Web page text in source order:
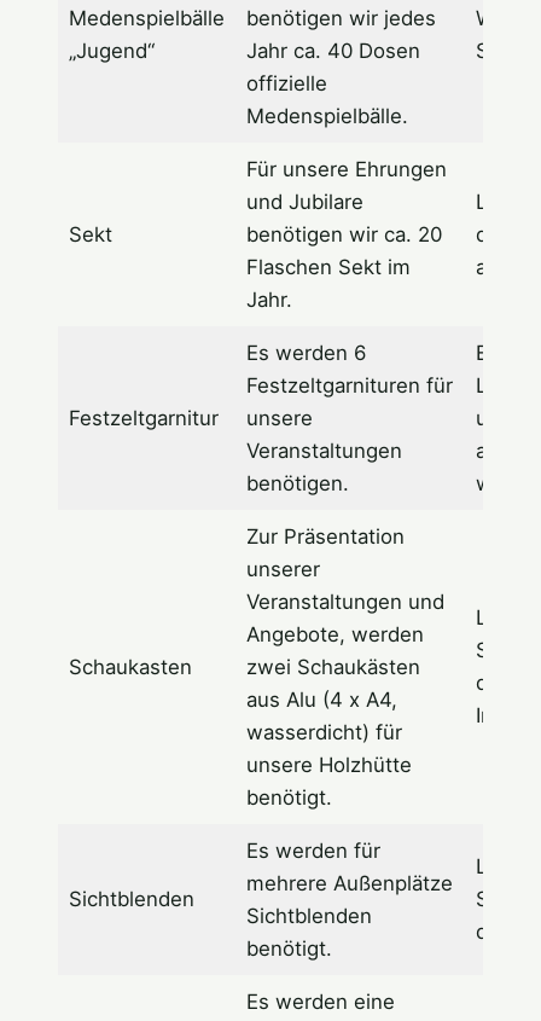
Medenspielbälle
„Jugend“
benötigen wir jedes
Jahr ca. 40 Dosen
offizielle
Medenspielbälle.
Social
Sekt
Für unsere Ehrungen
und Jubilare
benötigen wir ca. 20
Flaschen Sekt im
Jahr.
Logo
des
auf
Festzeltgarnitur
Es werden 6
Festzeltgarnituren für
unsere
Veranstaltungen
benötigen.
Evtl.
Logo
und
Schaukasten
Zur Präsentation
unserer
Veranstaltungen und
Angebote, werden
zwei Schaukästen
aus Alu (4 x A4,
wasserdicht) für
unsere Holzhütte
benötigt.
Logo
Sichtblenden
Es werden für
mehrere Außenplätze
Sichtblenden
benötigt.
Logo
der
Es werden eine